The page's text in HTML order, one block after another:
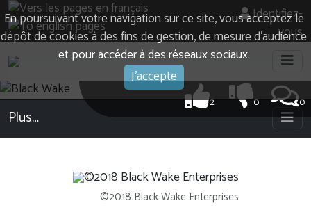
En poursuivant votre navigation sur ce site, vous acceptez le
dépôt de cookies à des fins de gestion, de mesure d’audience
et pour accéder à des réseaux sociaux.
J'accepte
Identifiez-
vous
0
0
2
Plus…
©2018 Black Wake Enterprises